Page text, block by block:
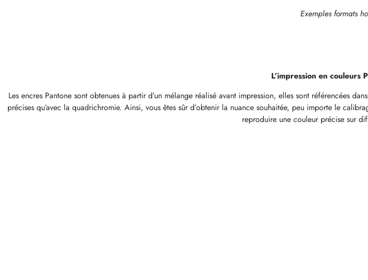
Exemples formats
L’impression en couleurs
Les encres Pantone sont obtenues à partir d’un mélange réalisé avant impression, elles sont référencées
précises qu’avec la quadrichromie. Ainsi, vous êtes sûr d’obtenir la nuance souhaitée, peu importe le
reproduire une couleur précise sur